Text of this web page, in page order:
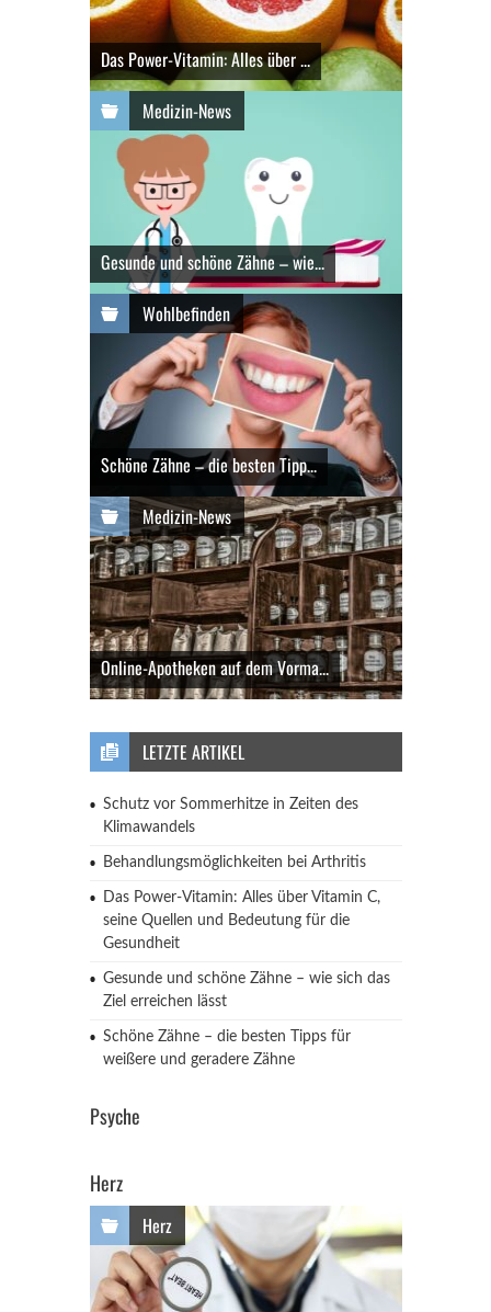
Das Power-Vitamin: Alles über ...
Medizin-News
Gesunde und schöne Zähne – wie...
Wohlbefinden
Schöne Zähne – die besten Tipp...
Medizin-News
Online-Apotheken auf dem Vorma...
LETZTE ARTIKEL
Schutz vor Sommerhitze in Zeiten des
Klimawandels
Behandlungsmöglichkeiten bei Arthritis
Das Power-Vitamin: Alles über Vitamin C,
seine Quellen und Bedeutung für die
Gesundheit
Gesunde und schöne Zähne – wie sich das
Ziel erreichen lässt
Schöne Zähne – die besten Tipps für
weißere und geradere Zähne
Psyche
Herz
Herz